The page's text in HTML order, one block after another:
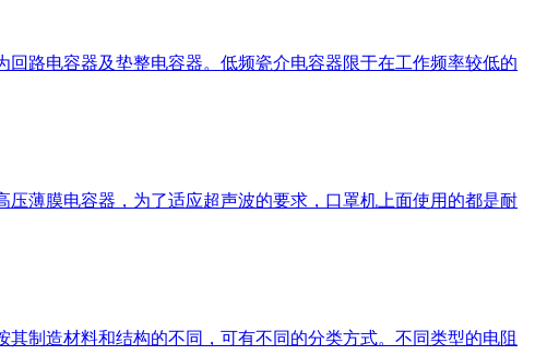
路电容器及垫整电容器。低频瓷介电容器限于在工作频率较低的
薄膜电容器，为了适应超声波的要求，口罩机上面使用的都是耐
制造材料和结构的不同，可有不同的分类方式。不同类型的电阻